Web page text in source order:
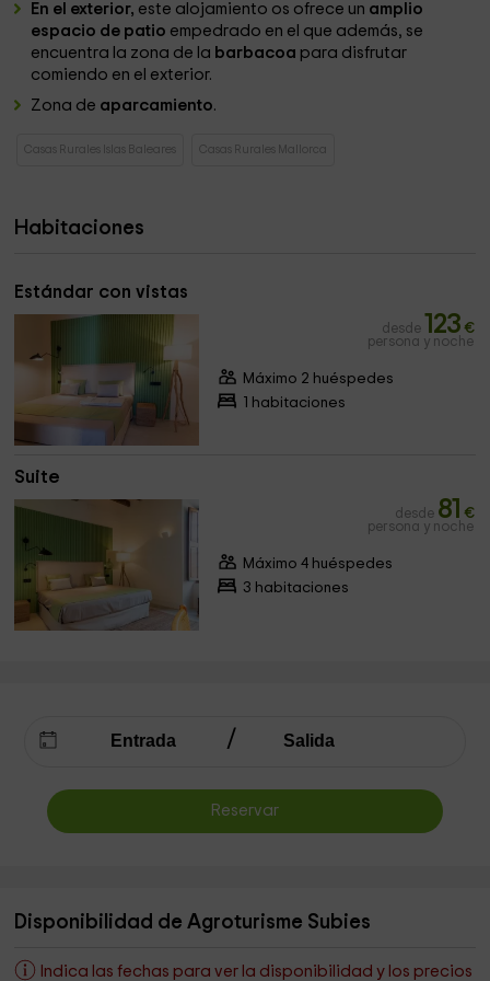
En el exterior, este alojamiento os ofrece un amplio
espacio de patio empedrado en el que además, se
encuentra la zona de la barbacoa para disfrutar
comiendo en el exterior.
Zona de aparcamiento.
Casas Rurales Islas Baleares Casas Rurales Mallorca
Habitaciones
Estándar con vistas
desde 123 €
persona y noche
Máximo 2 huéspedes
1 habitaciones
Suite
desde 81 €
persona y noche
Máximo 4 huéspedes
3 habitaciones
Reservar
Disponibilidad de Agroturisme Subies
Indica las fechas para ver la disponibilidad y los precios